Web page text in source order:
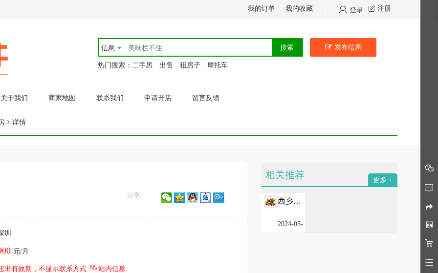
我的订单 我的收藏 登录 注册
信息 搜索
热门搜索： 二手房 出售 租房子 摩托车
发布信息
关于我们 商家地图 联系我们 申请开店 留言反馈
详情
分享
圳
元/月
出有效期，不显示联系方式 站内信息
相关推荐 更多
西乡租房
2024-05-20